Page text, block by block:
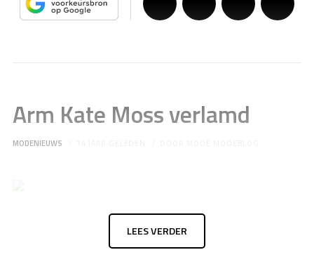
Arm Kate Moss verlamd
MODENIEUWS
LEES VERDER